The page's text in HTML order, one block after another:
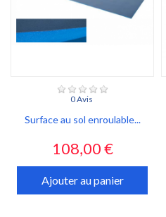
0 Avis
Surface au sol enroulable...
Prix
108,00 €
Ajouter au panier